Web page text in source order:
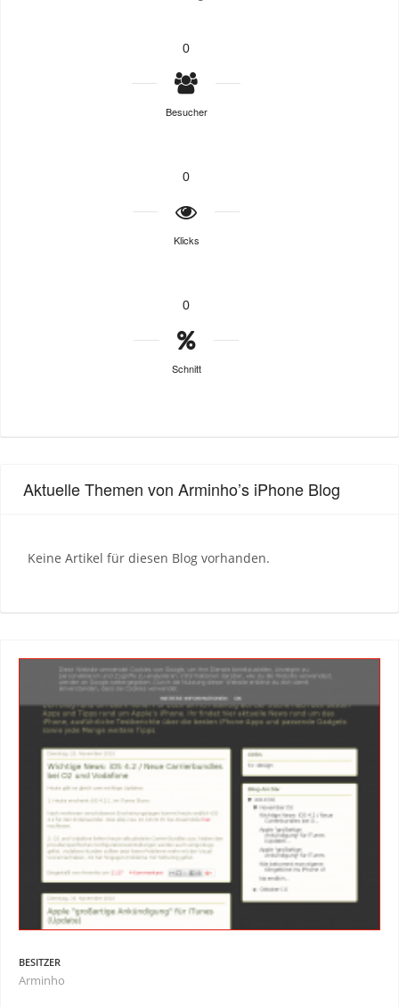
0
Besucher
0
Klicks
0
Schnitt
Aktuelle Themen von Arminho’s iPhone Blog
Keine Artikel für diesen Blog vorhanden.
BESITZER
Arminho